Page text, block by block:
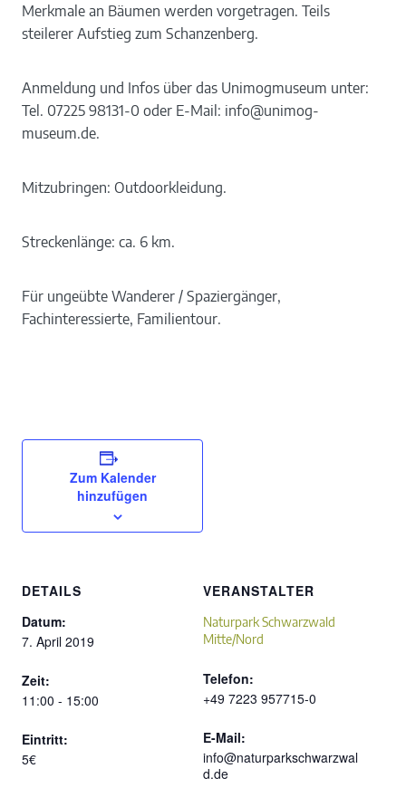
Merkmale an Bäumen werden vorgetragen. Teils
steilerer Aufstieg zum Schanzenberg.
Anmeldung und Infos über das Unimogmuseum unter:
Tel. 07225 98131-0 oder E-Mail: info@unimog-
museum.de.
Mitzubringen: Outdoorkleidung.
Streckenlänge: ca. 6 km.
Für ungeübte Wanderer / Spaziergänger,
Fachinteressierte, Familientour.
Zum Kalender
hinzufügen
DETAILS
Datum:
7. April 2019
Zeit:
11:00 - 15:00
Eintritt:
5€
VERANSTALTER
Naturpark Schwarzwald
Mitte/Nord
Telefon:
+49 7223 957715-0
E-Mail:
info@naturparkschwarzwal
d.de